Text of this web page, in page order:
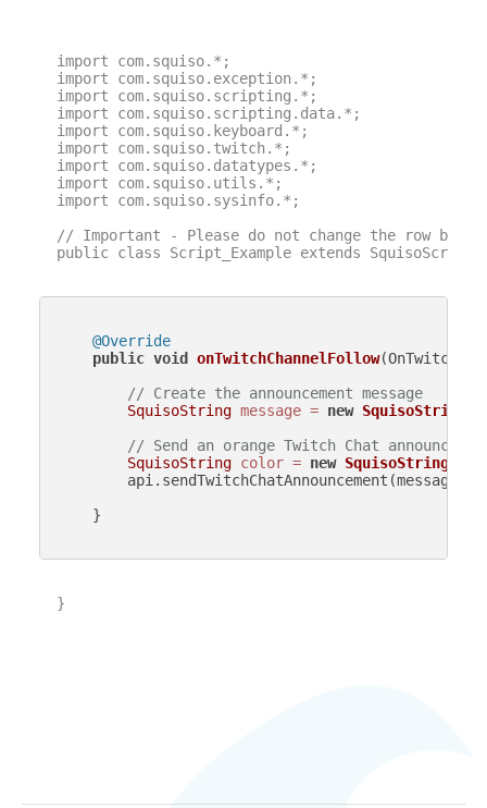
import com.squiso.*;
import com.squiso.exception.*;
import com.squiso.scripting.*;
import com.squiso.scripting.data.*;
import com.squiso.keyboard.*;
import com.squiso.twitch.*;
import com.squiso.datatypes.*;
import com.squiso.utils.*;
import com.squiso.sysinfo.*;
// Important - Please do not change the row
public class Script_Example extends SquisoScript
@Override
public void onTwitchChannelFollow
// Create the announcement message
SquisoString message = new SquisoString
// Send an orange Twitch Chat
SquisoString color = new SquisoString
api.sendTwitchChatAnnouncement(message,
    }
}